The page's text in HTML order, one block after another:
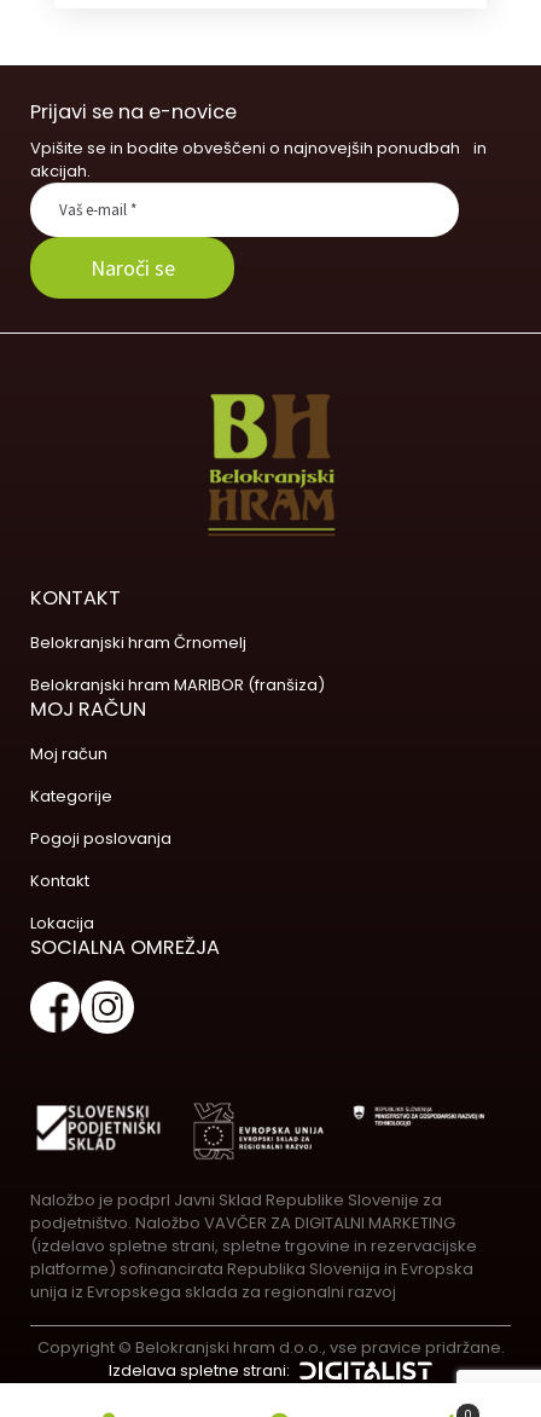
Prijavi se na e-novice
Vpišite se in bodite obveščeni o najnovejših ponudbah in
akcijah.
KONTAKT
Belokranjski hram Črnomelj
Belokranjski hram MARIBOR (franšiza)
MOJ RAČUN
Moj račun
Kategorije
Pogoji poslovanja
Kontakt
Lokacija
SOCIALNA OMREŽJA
Naložbo je podprl Javni Sklad Republike Slovenije za
podjetništvo. Naložbo VAVČER ZA DIGITALNI MARKETING
(izdelavo spletne strani, spletne trgovine in rezervacijske
platforme) sofinancirata Republika Slovenija in Evropska
unija iz Evropskega sklada za regionalni razvoj
Copyright © Belokranjski hram d.o.o., vse pravice pridržane.
Izdelava spletne strani: